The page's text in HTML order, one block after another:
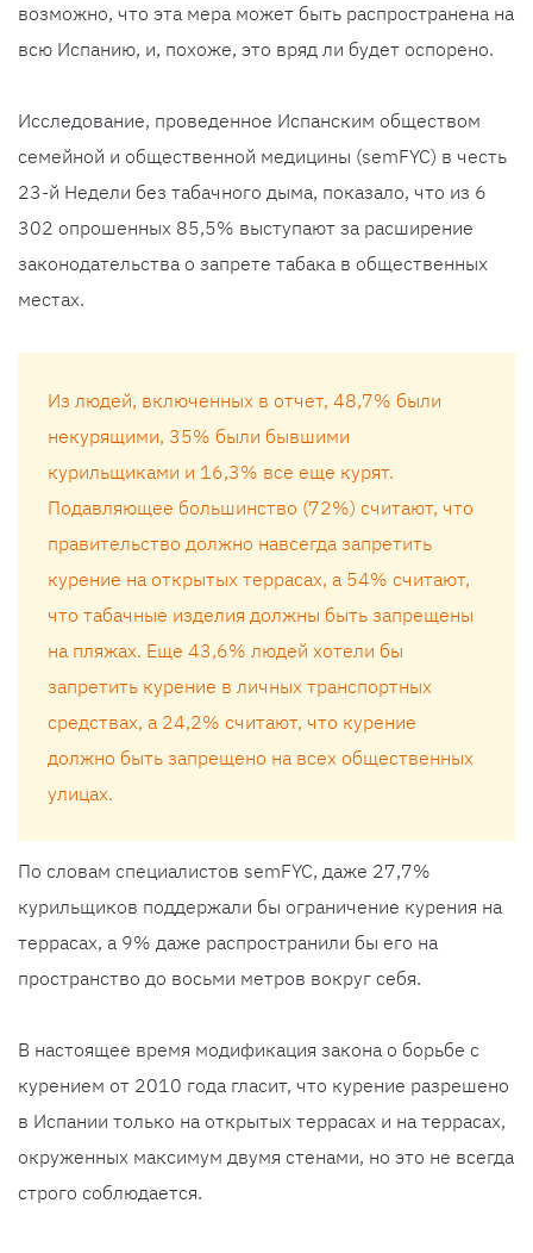
возможно, что эта мера может быть распространена на
всю Испанию, и, похоже, это вряд ли будет оспорено.
Исследование, проведенное Испанским обществом
семейной и общественной медицины (semFYC) в честь
23-й Недели без табачного дыма, показало, что из 6
302 опрошенных 85,5% выступают за расширение
законодательства о запрете табака в общественных
местах.
Из людей, включенных в отчет, 48,7% были
некурящими, 35% были бывшими
курильщиками и 16,3% все еще курят.
Подавляющее большинство (72%) считают, что
правительство должно навсегда запретить
курение на открытых террасах, а 54% считают,
что табачные изделия должны быть запрещены
на пляжах. Еще 43,6% людей хотели бы
запретить курение в личных транспортных
средствах, а 24,2% считают, что курение
должно быть запрещено на всех общественных
улицах.
По словам специалистов semFYC, даже 27,7%
курильщиков поддержали бы ограничение курения на
террасах, а 9% даже распространили бы его на
пространство до восьми метров вокруг себя.
В настоящее время модификация закона о борьбе с
курением от 2010 года гласит, что курение разрешено
в Испании только на открытых террасах и на террасах,
окруженных максимум двумя стенами, но это не всегда
строго соблюдается.